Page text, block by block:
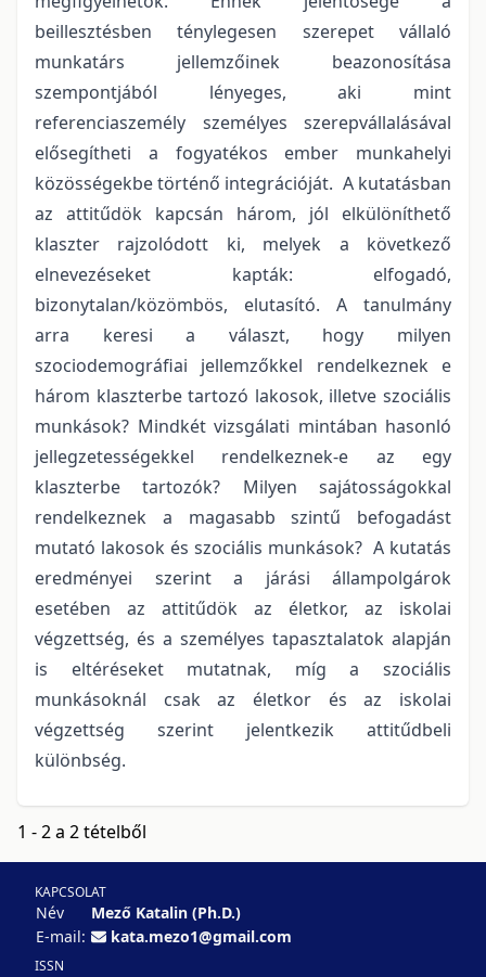
beillesztésben ténylegesen szerepet vállaló
munkatárs jellemzőinek beazonosítása
szempontjából lényeges, aki mint
referenciaszemély személyes szerepvállalásával
elősegítheti a fogyatékos ember munkahelyi
közösségekbe történő integrációját. A kutatásban
az attitűdök kapcsán három, jól elkülöníthető
klaszter rajzolódott ki, melyek a következő
elnevezéseket kapták: elfogadó,
bizonytalan/közömbös, elutasító. A tanulmány
arra keresi a választ, hogy milyen
szociodemográfiai jellemzőkkel rendelkeznek e
három klaszterbe tartozó lakosok, illetve szociális
munkások? Mindkét vizsgálati mintában hasonló
jellegzetességekkel rendelkeznek-e az egy
klaszterbe tartozók? Milyen sajátosságokkal
rendelkeznek a magasabb szintű befogadást
mutató lakosok és szociális munkások? A kutatás
eredményei szerint a járási állampolgárok
esetében az attitűdök az életkor, az iskolai
végzettség, és a személyes tapasztalatok alapján
is eltéréseket mutatnak, míg a szociális
munkásoknál csak az életkor és az iskolai
végzettség szerint jelentkezik attitűdbeli
különbség.
1 - 2 a 2 tételből
KAPCSOLAT
Név
Mező Katalin (Ph.D.)
E-mail:
kata.mezo1@gmail.com
ISSN